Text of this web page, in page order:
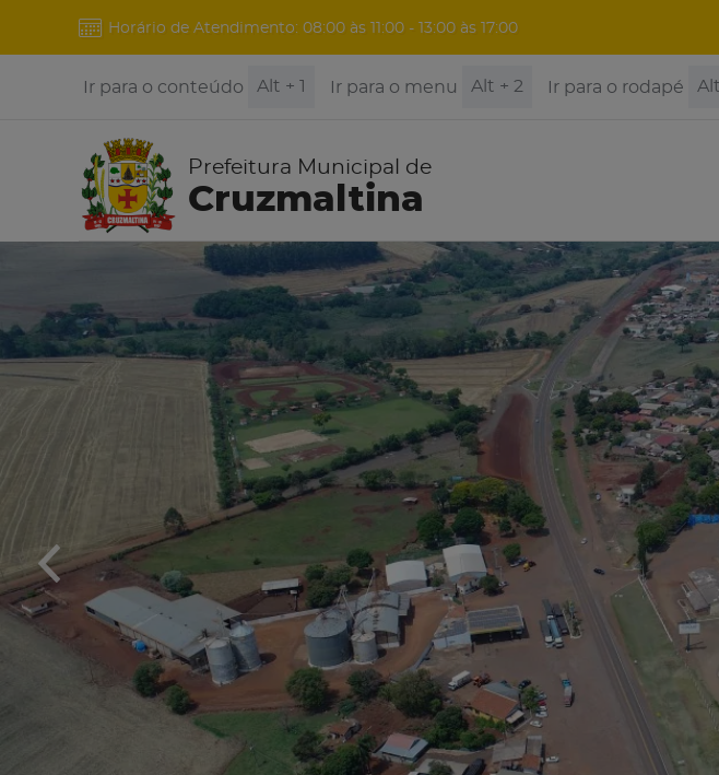
Horário de Atendimento: 08:00 às 11:00 - 13:00 às 17:00
Ir para o conteúdo Alt + 1 Ir para o menu Alt + 2 Ir para o rodapé
Prefeitura Municipal de
Cruzmaltina